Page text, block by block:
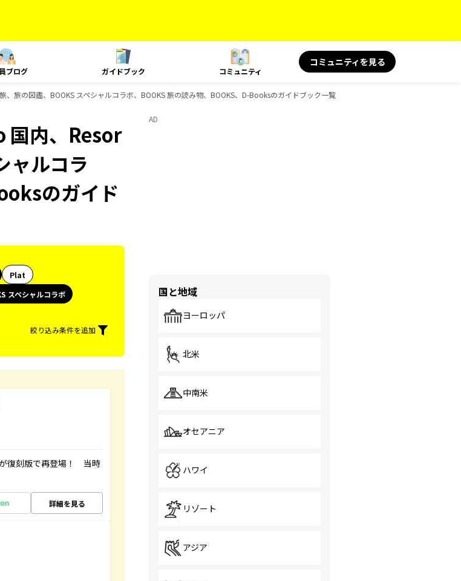
ブログ ガイドブック コミュニティ
コミュニティを見る
旅の図鑑、BOOKS スペシャルコラボ、BOOKS 旅の読み物、BOOKS、D-Booksのガイドブック一覧
国内、Resor
ャルコラ
のガイド
Plat
スペシャルコラボ
絞り込み条件を追加
復刻版で再登場！ 当時
詳細を見る
AD
国と地域
ヨーロッパ
北米
中南米
オセアニア
ハワイ
リゾート
アジア